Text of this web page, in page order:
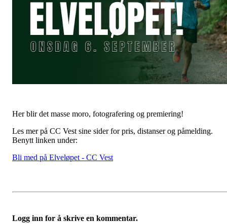
Her blir det masse moro, fotografering og premiering!
Les mer på CC Vest sine sider for pris, distanser og påmelding.
Benytt linken under:
Bli med på Elveløpet - CC Vest
Logg inn for å skrive en kommentar.